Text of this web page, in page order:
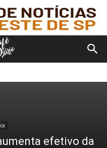
efetivo da